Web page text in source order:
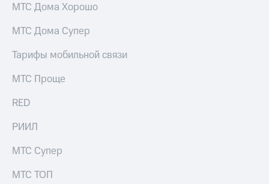
Рынок
Описание
Программа
Порядок
выкупа
Описание
Уведомление
МТС Дома Хорошо
МТС Дома Супер
Тарифы мобильной связи
МТС Проще
RED
РИИЛ
МТС Супер
МТС ТОП